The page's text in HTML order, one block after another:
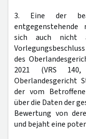
3. Eine der
sich auch nicht
des
2021 (VRS
Oberlandesgericht
der vom
über die Daten der
Bewertung von
und bejaht eine